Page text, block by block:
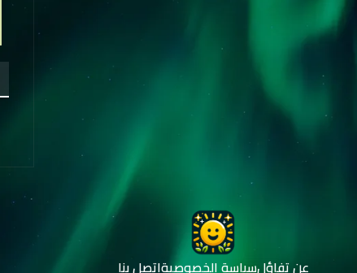
عن تفاؤلسياسة الخصوصيةاتصل بنا